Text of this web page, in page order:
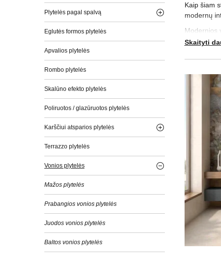
Plytelės pagal spalvą
Eglutės formos plytelės
Apvalios plytelės
Rombo plytelės
Skalūno efekto plytelės
Poliruotos / glazūruotos plytelės
Karščiui atsparios plytelės
Terrazzo plytelės
Vonios plytelės
Mažos plytelės
Prabangios vonios plytelės
Juodos vonios plytelės
Baltos vonios plytelės
Kaip šiam
modernų
Modernios
apžiūrėti
Skaityti